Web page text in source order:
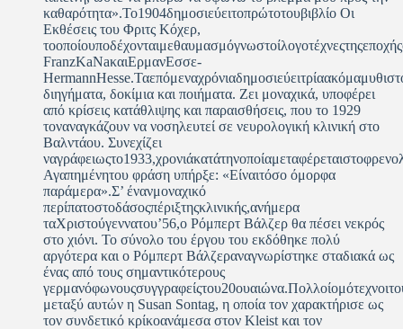
καθαρότητα».Το1904δημοσιεύειτοπρώτοτουβιβλίο Οι
Εκθέσεις του Φριτς Κόχερ,
FranzKaNaκαιΕρμανΕσσε-
διηγήματα, δοκίμια και ποιήματα. Ζει μοναχικά, υποφέρει
από κρίσεις κατάθλιψης και παραισθήσεις, που το 1929
τοναναγκάζουν να νοσηλευτεί σε νευρολογική κλινική στο
Βαλντάου. Συνεχίζει
Αγαπημένητου φράση υπήρξε: «Είναιτόσο όμορφα
παράμερα».Σ’ ένανμοναχικό
περίπατοστοδάσοςπέριξτηςκλινικής,ανήμερα
ταΧριστούγεννατου’56,ο Ρόμπερτ Βάλζερ θα πέσει νεκρός
στο χιόνι. Το σύνολο του έργου του εκδόθηκε πολύ
αργότερα και ο Ρόμπερτ Βάλζεραναγνωρίστηκε σταδιακά ως
ένας από τους σημαντικότερους
μεταξύ αυτών η Susan Sontag, η οποία τον χαρακτήρισε ως
τον συνδετικό κρίκοανάμεσα στον Kleist και τον